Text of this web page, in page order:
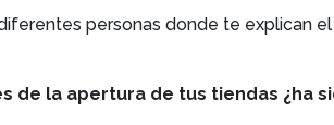
personas donde te explican
de la apertura de tus tiendas ¿ha